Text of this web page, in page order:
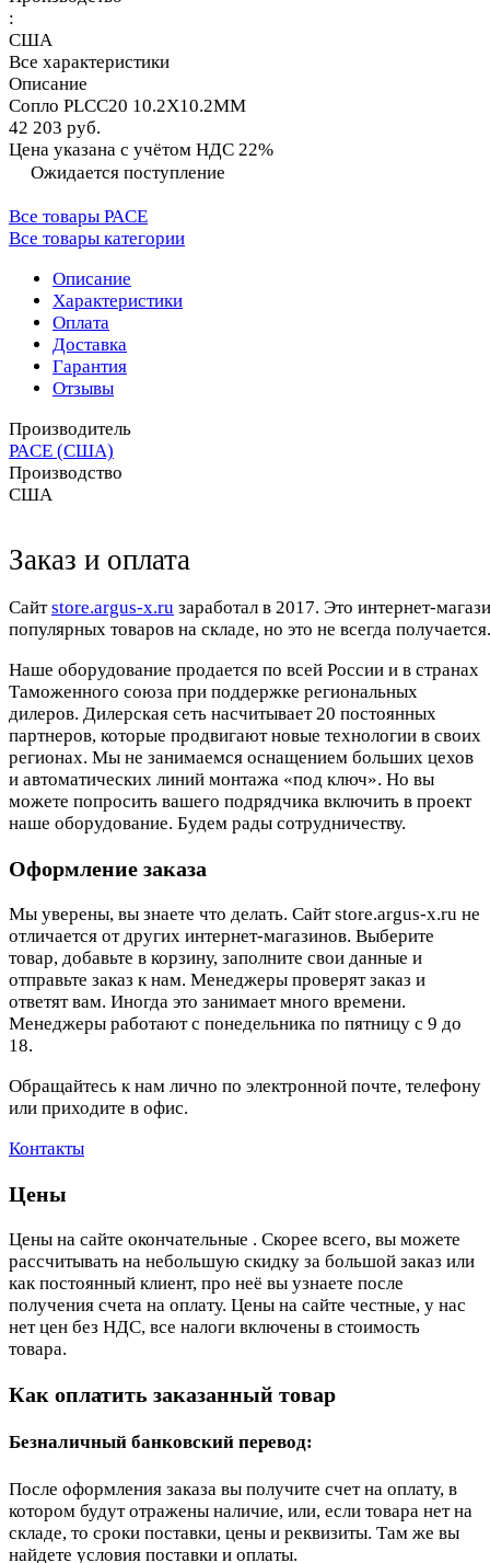
:
США
Все характеристики
Описание
Сопло PLCC20 10.2X10.2MM
42 203 руб.
Цена указана с учётом НДС 22%
Ожидается поступление
Все товары PACE
Все товары категории
Описание
Характеристики
Оплата
Доставка
Гарантия
Отзывы
Производитель
PACE (США)
Производство
США
Заказ и оплата
Cайтstore.argus-x.ru заработал в 2017. Это интернет-
популярных товаров на складе, но это не всегда
Наше оборудование продается по всей России и в странах
Таможенного союза при поддержке региональных
дилеров. Дилерская сеть насчитывает 20 постоянных
партнеров, которые продвигают новые технологии в своих
регионах. Мы не занимаемся оснащением больших цехов
и автоматических линий монтажа «под ключ». Но вы
можете попросить вашего подрядчика включить в проект
наше оборудование. Будем рады сотрудничеству.
Оформление заказа
Мы уверены, вы знаете что делать. Сайт store.argus-x.ru не
отличается от других интернет-магазинов. Выберите
товар, добавьте в корзину, заполните свои данные и
отправьте заказ к нам. Менеджеры проверят заказ и
ответят вам. Иногда это занимает много времени.
Менеджеры работают с понедельника по пятницу с 9 до
18.
Обращайтесь к нам лично по электронной почте, телефону
или приходите в офис.
Контакты
Цены
Цены на сайте окончательные . Скорее всего, вы можете
рассчитывать на небольшую скидку за большой заказ или
как постоянный клиент, про неё вы узнаете после
получения счета на оплату. Цены на сайте честные, у нас
нет цен без НДС, все налоги включены в стоимость
товара.
Как оплатить заказанный товар
Безналичный банковский перевод:
После оформления заказа вы получите счет на оплату, в
котором будут отражены наличие, или, если товара нет на
складе, то сроки поставки, цены и реквизиты. Там же вы
найдете условия поставки и оплаты.